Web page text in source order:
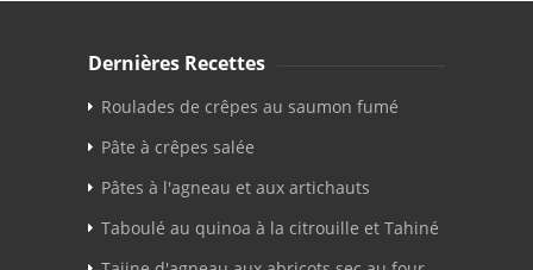
Dernières Recettes
Roulades de crêpes au saumon fumé
Pâte à crêpes salée
Pâtes à l'agneau et aux artichauts
Taboulé au quinoa à la citrouille et Tahiné